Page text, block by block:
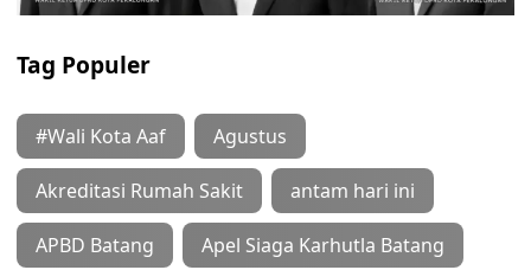
Tag Populer
#Wali Kota Aaf Agustus
Akreditasi Rumah Sakit antam hari ini
APBD Batang Apel Siaga Karhutla Batang